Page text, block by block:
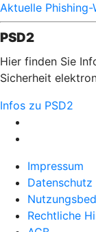
Aktuelle Phishing-
PSD2
Hier finden Sie
Sicherheit
Infos zu PSD2
Impressum
Datenschutz
Rechtliche